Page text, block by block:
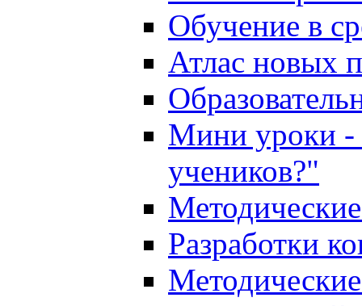
Обучение в
Атлас новых
Мини уроки -
учеников?"
Разработки